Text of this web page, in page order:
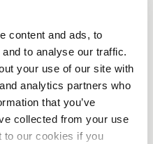
content and ads, to
to analyse our traffic.
your use of our site with
analytics partners who
that you’ve
collected from your use
to our cookies if you
persoon vervolgens
meeplant in het
van het team, dan
arbeidsrelatie.
meestal